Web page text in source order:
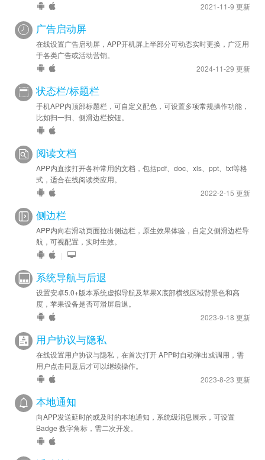
2021-11-9 更新
广告启动屏
在线设置广告启动屏，APP开机屏上半部分可动态实时更换，广泛用
于各类广告或活动营销。
2024-11-29 更新
状态栏/标题栏
手机APP内顶部标题栏，可自定义配色，可设置多项常规操作功能，
比如扫一扫、侧滑边栏按钮。
阅读文档
APP内直接打开各种常用的文档，包括pdf、doc、xls、ppt、txt等格
式，适合在线阅读类应用。
2022-2-15 更新
侧边栏
APP内向右滑动页面拉出侧边栏，原生效果体验，自定义侧滑边栏导
航，可视配置，实时生效。
|
系统导航与后退
设置安卓5.0+版本系统虚拟导航及苹果X底部横线区域背景色和高
度，苹果设备是否可滑屏后退。
2023-9-18 更新
用户协议与隐私
在线设置用户协议与隐私，在首次打开 APP时自动弹出或调用，需
用户点击同意后才可以继续操作。
2023-8-23 更新
本地通知
向APP发送延时的或及时的本地通知，系统级消息展示，可设置
Badge 数字角标，需二次开发。